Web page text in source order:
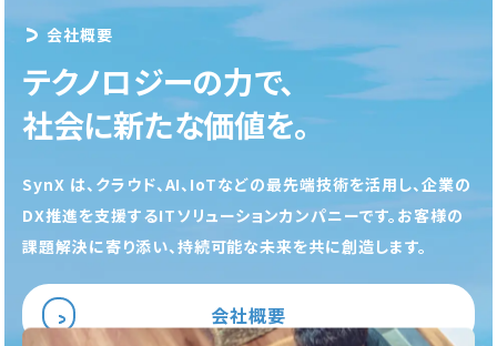
会社概要
テクノロジーの力で、
社会に新たな価値を。
SynX は、クラウド、AI、IoTなどの最先端技術を活用し、 企業の
DX推進を支援するITソリューションカンパニーです。 お客様の
課題解決に寄り添い、持続可能な未来を共に創造します。
会社概要